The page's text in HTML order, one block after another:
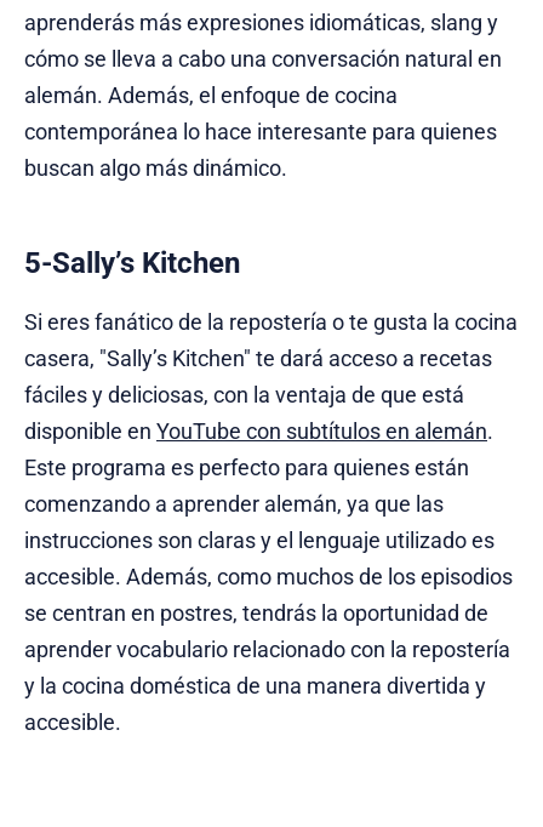
aprenderás más expresiones idiomáticas, slang y
cómo se lleva a cabo una conversación natural en
alemán. Además, el enfoque de cocina
contemporánea lo hace interesante para quienes
buscan algo más dinámico.
5-Sally’s Kitchen
Si eres fanático de la repostería o te gusta la cocina
casera, "Sally’s Kitchen" te dará acceso a recetas
fáciles y deliciosas, con la ventaja de que está
disponible en YouTube con subtítulos en alemán.
Este programa es perfecto para quienes están
comenzando a aprender alemán, ya que las
instrucciones son claras y el lenguaje utilizado es
accesible. Además, como muchos de los episodios
se centran en postres, tendrás la oportunidad de
aprender vocabulario relacionado con la repostería
y la cocina doméstica de una manera divertida y
accesible.